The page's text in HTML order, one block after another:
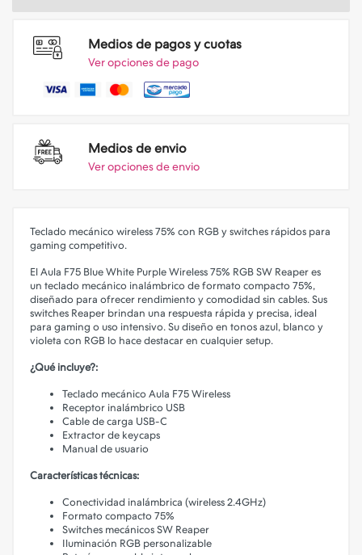
Medios de pagos y cuotas
Ver opciones de pago
Medios de envio
Ver opciones de envio
Teclado mecánico wireless 75% con RGB y switches rápidos para
gaming competitivo.
El Aula F75 Blue White Purple Wireless 75% RGB SW Reaper es
un teclado mecánico inalámbrico de formato compacto 75%,
diseñado para ofrecer rendimiento y comodidad sin cables. Sus
switches Reaper brindan una respuesta rápida y precisa, ideal
para gaming o uso intensivo. Su diseño en tonos azul, blanco y
violeta con RGB lo hace destacar en cualquier setup.
¿Qué incluye?:
Teclado mecánico Aula F75 Wireless
Receptor inalámbrico USB
Cable de carga USB-C
Extractor de keycaps
Manual de usuario
Características técnicas:
Conectividad inalámbrica (wireless 2.4GHz)
Formato compacto 75%
Switches mecánicos SW Reaper
Iluminación RGB personalizable